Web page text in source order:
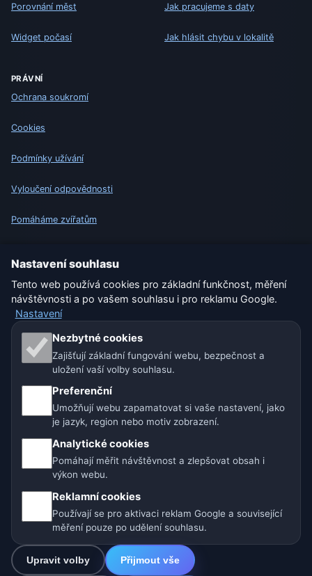
Porovnání měst
Widget počasí
Jak pracujeme s daty
Jak hlásit chybu v lokalitě
PRÁVNÍ
Ochrana soukromí
Cookies
Podmínky užívání
Vyloučení odpovědnosti
Pomáháme zvířatům
Nastavení
Naše weby o počasí:
🇨🇿 Česko 🇭🇷 Chorvatsko 🇧🇬 Bulharsko
🇩🇪🇦🇹🇨🇭 Německo / Rakousko / Švýcarsko
🌎 Latinská Amerika a Španělsko
🇮🇳 Jižní a jihovýchodní Asie
Provozovatel: Spolek Minizoo.cz z.s. | IČO: 21135550 |
© 2026 Počasí Online · Meteorologická data: MET Norway · Open-
Meteo. Výstrahy počasí: ČHMÚ.
Nastavení souhlasu
Tento web používá cookies pro základní funkčnost, měření
návštěvnosti a po vašem souhlasu i pro reklamu Google.
Nastavení
Nezbytné cookies
Zajišťují základní fungování webu, bezpečnost a
uložení vaší volby souhlasu.
Preferenční
Umožňují webu zapamatovat si vaše nastavení, jako
je jazyk, region nebo motiv zobrazení.
Analytické cookies
Pomáhají měřit návštěvnost a zlepšovat obsah i
výkon webu.
Reklamní cookies
Používají se pro aktivaci reklam Google a související
měření pouze po udělení souhlasu.
Upravit volby Přijmout vše